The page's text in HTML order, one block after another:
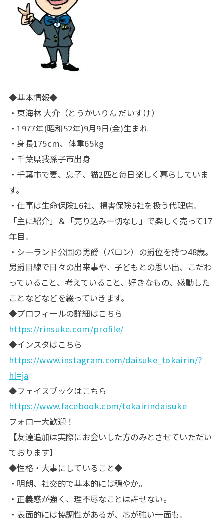
◆基本情報◆
・東海林 大介（とうかいりん だいすけ）
・1977年(昭和52年)9月9日(金)生まれ
・身長175cm、体重65kg
・千葉県我孫子市出身
・千葉市で妻、息子、猫2匹と毎日楽しく暮らしていま
す。
・仕事は生命保険16社、損害保険5社を扱う代理店。
「主に紹介」＆「売り込み一切なし」で楽しく売って17
年目。
・シーランド公国の男爵（バロン）の爵位を持つ48歳。
男爵目線で日々の出来事や、子どもとの思い出、こだわ
っていること、考えていること、好きなもの、感動した
ことなどなどを綴っていきます。
◆プロフィールの詳細はこちら
https://rinsuke.com/profile/
◆インスタはこちら
https://www.instagram.com/daisuke_tokairin/?
hl=ja
◆フェイスブックはこちら
https://www.facebook.com/tokairindaisuke
フォロー大歓迎！
【友達追加は実際にお会いした方のみとさせていただい
ております】
◆性格・大事にしていること◆
・明朗、社交的で基本的には穏やか。
・正義感が強く、理不尽なことは許せない。
・表面的には協調性があるが、芯が強い一面も。